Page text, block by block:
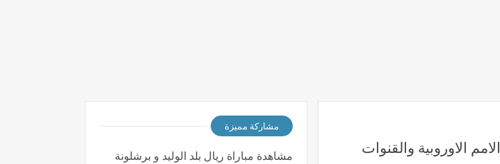
الاوروبية والقنوات
مشاركة مميزة
مشاهدة مباراة ريال بلد الوليد و برشلونة